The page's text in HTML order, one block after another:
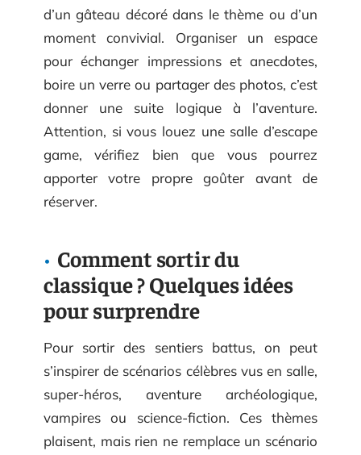
d’un gâteau décoré dans le thème ou d’un
moment convivial. Organiser un espace
pour échanger impressions et anecdotes,
boire un verre ou partager des photos, c’est
donner une suite logique à l’aventure.
Attention, si vous louez une salle d’escape
game, vérifiez bien que vous pourrez
apporter votre propre goûter avant de
réserver.
Comment sortir du
classique ? Quelques idées
pour surprendre
Pour sortir des sentiers battus, on peut
s’inspirer de scénarios célèbres vus en salle,
super-héros, aventure archéologique,
vampires ou science-fiction. Ces thèmes
plaisent, mais rien ne remplace un scénario